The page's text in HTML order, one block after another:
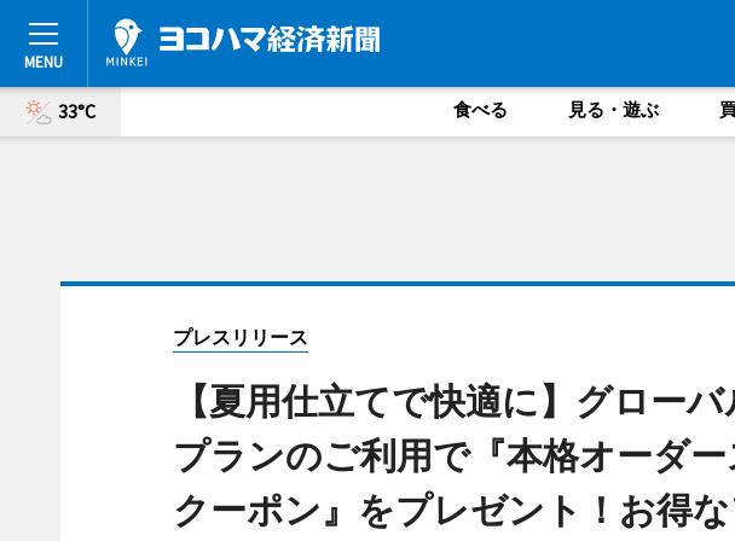
33°C 食べる 見る・遊ぶ
プレスリリース
【夏用仕立てで快適に】グロー
プランのご利用で『本格オーダ
クーポン』をプレゼント！お得